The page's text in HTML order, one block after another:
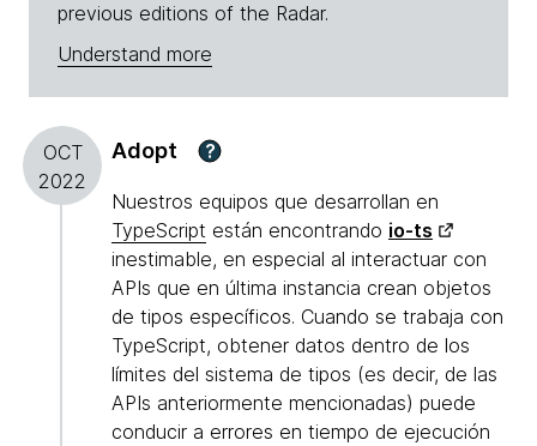
previous editions of the Radar.
Understand more
OCT
2022
Adopt ?
Nuestros equipos que desarrollan en
TypeScript están encontrando io-ts
inestimable, en especial al interactuar con
APIs que en última instancia crean objetos
de tipos específicos. Cuando se trabaja con
TypeScript, obtener datos dentro de los
límites del sistema de tipos (es decir, de las
APIs anteriormente mencionadas) puede
conducir a errores en tiempo de ejecución